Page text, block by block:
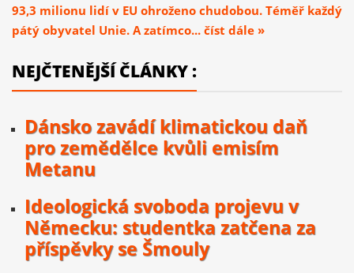
93,3 milionu lidí v EU ohroženo chudobou. Téměř každý
pátý obyvatel Unie. A zatímco... číst dále »
NEJČTENĚJŠÍ ČLÁNKY :
Dánsko zavádí klimatickou daň
pro zemědělce kvůli emisím
Metanu
Ideologická svoboda projevu v
Německu: studentka zatčena za
příspěvky se Šmouly